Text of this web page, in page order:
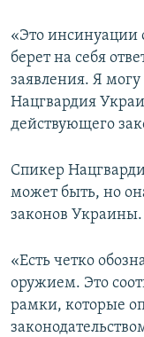
«Это инсинуации
берет на себя
заявления. Я могу
Нацгвардия
действующего
Спикер
может быть, но
законов Украины.
«Есть четко
оружием. Это
рамки, которые